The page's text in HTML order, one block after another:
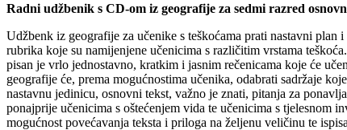
Radni udžbenik s CD-om iz geografije za sedmi razred
Udžbenk iz geografije za učenike s teškoćama prati nastavni plan
rubrika koje su namijenjene učenicima s različitim vrstama
pisan je vrlo jednostavno, kratkim i jasnim rečenicama koje će
geografije će, prema mogućnostima učenika, odabrati sadržaje
nastavnu jedinicu, osnovni tekst, važno je znati, pitanja za
ponajprije učenicima s oštećenjem vida te učenicima s tjelesnom
mogućnost povećavanja teksta i priloga na željenu veličinu te